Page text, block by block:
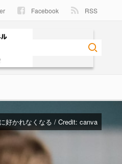
Facebook RSS
好かれなくなる / Credit: canva